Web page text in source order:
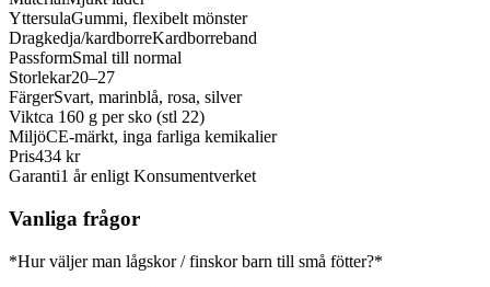
YttersulaGummi, flexibelt mönster
Dragkedja/kardborreKardborreband
PassformSmal till normal
Storlekar20–27
FärgerSvart, marinblå, rosa, silver
Viktca 160 g per sko (stl 22)
MiljöCE-märkt, inga farliga kemikalier
Pris434 kr
Garanti1 år enligt Konsumentverket
Vanliga frågor
*Hur väljer man lågskor / finskor barn till små fötter?*